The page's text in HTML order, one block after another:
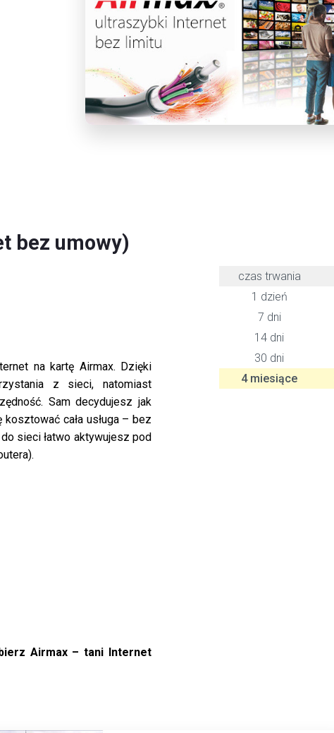
bez umowy)
na kartę Airmax. Dzięki
z sieci, natomiast
Sam decydujesz jak
cała usługa – bez
sieci łatwo aktywujesz pod
Airmax – tani Internet
czas trwania
1 dzień
7 dni
14 dni
30 dni
4 miesiące